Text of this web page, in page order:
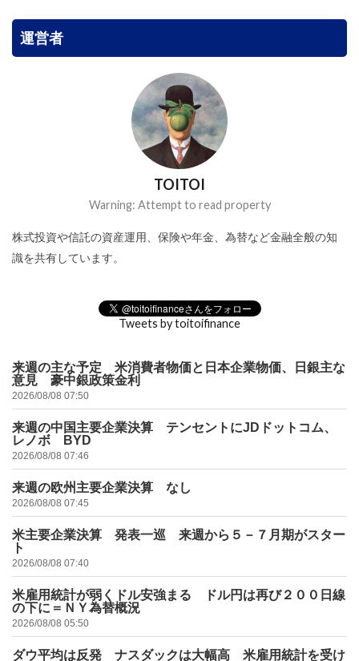
運営者
TOITOI
Warning: Attempt to read property
株式投資や信託の資産運用、保険や年金、為替など金融全般の知
識を共有しています。
Tweets by toitoifinance
来週の主な予定 米消費者物価と日本企業物価、日銀主な
意見 豪中銀政策金利
2026/08/08 07:50
来週の中国主要企業決算 テンセントにJDドットコム、
レノボ BYD
2026/08/08 07:46
来週の欧州主要企業決算 なし
2026/08/08 07:45
米主要企業決算 発表一巡 来週から５－７月期がスター
ト
2026/08/08 07:40
米雇用統計が弱くドル安強まる ドル円は再び２００日線
の下に＝ＮＹ為替概況
2026/08/08 05:50
ダウ平均は反発 ナスダックは大幅高 米雇用統計を受け